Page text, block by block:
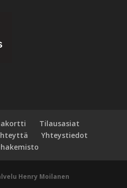
Tilausasiat
Yhteystiedot
Henry Moilanen